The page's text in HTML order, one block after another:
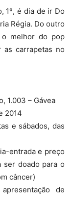
1º, é dia de ir Do
Régia. Do outro
o melhor do pop
as carrapetas no
1.003 – Gávea
2014
e sábados, das
entrada e preço
ser doado para o
câncer)
de